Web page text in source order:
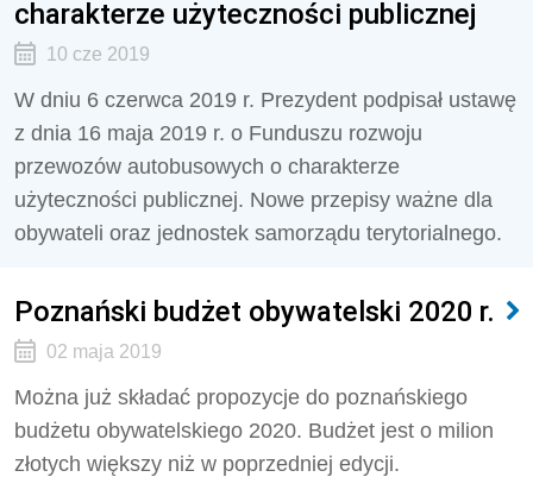
charakterze użyteczności publicznej
10 cze 2019
W dniu 6 czerwca 2019 r. Prezydent podpisał ustawę
z dnia 16 maja 2019 r. o Funduszu rozwoju
przewozów autobusowych o charakterze
użyteczności publicznej. Nowe przepisy ważne dla
obywateli oraz jednostek samorządu terytorialnego.
Poznański budżet obywatelski 2020 r.
02 maja 2019
Można już składać propozycje do poznańskiego
budżetu obywatelskiego 2020. Budżet jest o milion
złotych większy niż w poprzedniej edycji.